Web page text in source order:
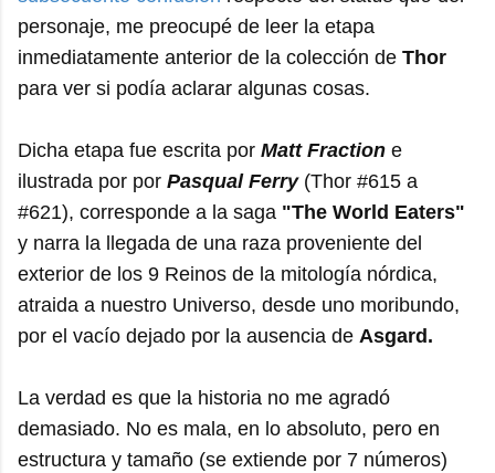
personaje, me preocupé de leer la etapa
inmediatamente anterior de la colección de Thor
para ver si podía aclarar algunas cosas.
Dicha etapa fue escrita por Matt Fraction e
ilustrada por por Pasqual Ferry(Thor #615 a
#621), corresponde a la saga "The World Eaters"
y narra la llegada de una raza proveniente del
exterior de los 9 Reinos de la mitología nórdica,
atraida a nuestro Universo, desde uno moribundo,
por el vacío dejado por la ausencia de Asgard.
La verdad es que la historia no me agradó
demasiado. No es mala, en lo absoluto, pero en
estructura y tamaño (se extiende por 7 números)